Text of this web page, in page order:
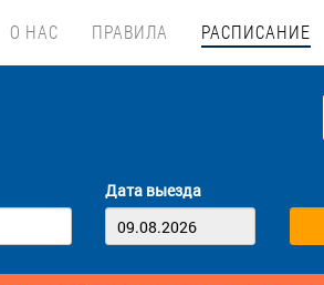
О НАС ПРАВИЛА РАСПИСАНИЕ
Дата выезда